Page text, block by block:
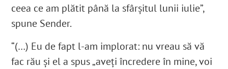
ceea ce am plătit până la sfârșitul lunii iulie”,
spune Sender.
“(…) Eu de fapt l-am implorat: nu vreau să vă
fac rău și el a spus „aveți încredere în mine, voi